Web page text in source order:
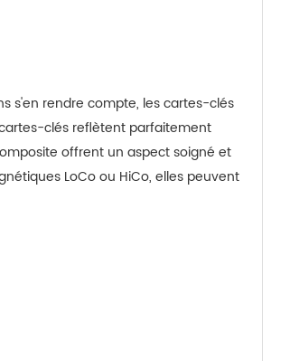
s'en rendre compte, les cartes-clés
clés reflètent parfaitement
offrent un aspect soigné et
LoCo ou HiCo, elles peuvent